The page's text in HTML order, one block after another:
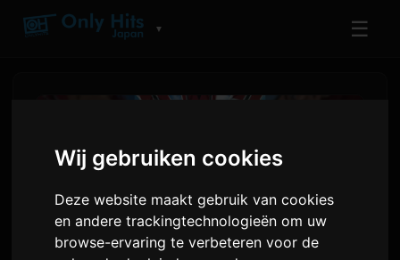
Wij gebruiken cookies
Deze website maakt gebruik van cookies
en andere trackingtechnologieën om uw
browse-ervaring te verbeteren voor de
▼ ☰